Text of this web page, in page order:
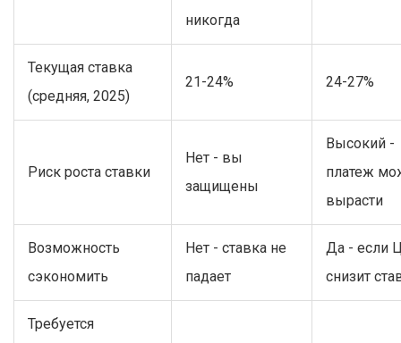
никогда
Текущая ставка
(средняя, 2025)
21-24% 24-27%
Риск роста ставки
Нет - вы
защищены
Высокий -
платеж
вырасти
Возможность
сэкономить
Нет - ставка не
падает
Да - если
снизит
Требуется